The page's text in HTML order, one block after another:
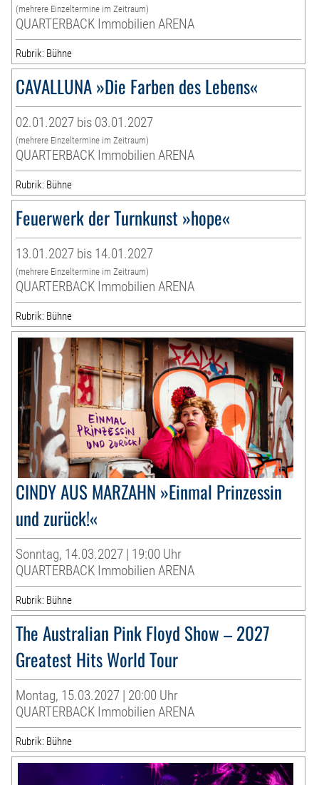
(mehrere Einzeltermine im Zeitraum)
QUARTERBACK Immobilien ARENA
Rubrik: Bühne
CAVALLUNA »Die Farben des Lebens«
02.01.2027 bis 03.01.2027
(mehrere Einzeltermine im Zeitraum)
QUARTERBACK Immobilien ARENA
Rubrik: Bühne
Feuerwerk der Turnkunst »hope«
13.01.2027 bis 14.01.2027
(mehrere Einzeltermine im Zeitraum)
QUARTERBACK Immobilien ARENA
Rubrik: Bühne
CINDY AUS MARZAHN »Einmal Prinzessin
und zurück!«
Sonntag, 14.03.2027 | 19:00 Uhr
QUARTERBACK Immobilien ARENA
Rubrik: Bühne
The Australian Pink Floyd Show – 2027
Greatest Hits World Tour
Montag, 15.03.2027 | 20:00 Uhr
QUARTERBACK Immobilien ARENA
Rubrik: Bühne